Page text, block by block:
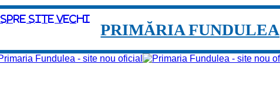
spre site vechi
PRIMĂRIA FUNDULEA